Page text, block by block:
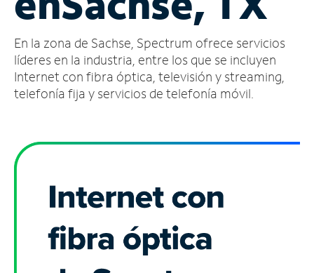
cuenta
Encuentra
una
tienda
En la zona de Sachse, Spectrum ofrece servicios
líderes en la industria, entre los que se incluyen
Internet con fibra óptica, televisión y streaming,
telefonía fija y servicios de telefonía móvil.